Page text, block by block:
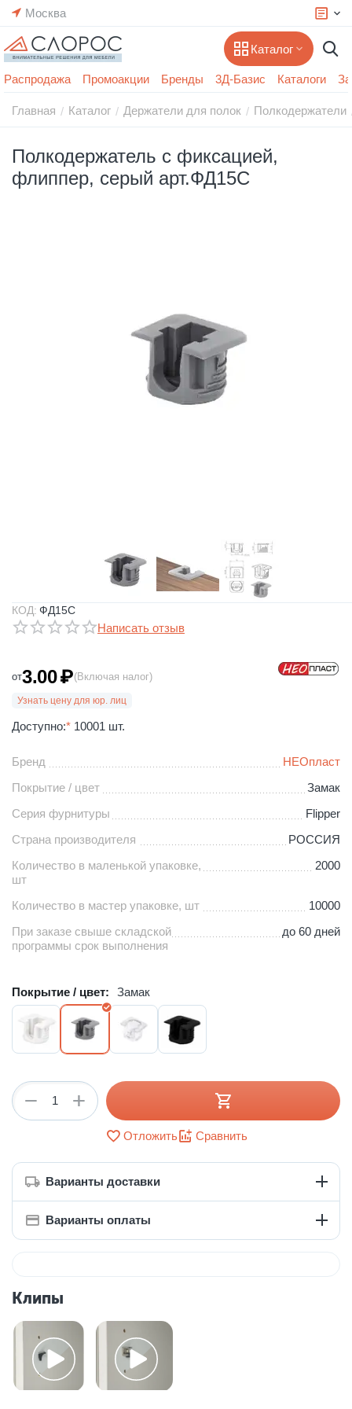
Москва
Каталог
Распродажа Промоакции Бренды 3Д-Базис Каталоги
Главная / Каталог / Держатели для полок / Полкодержатели
Полкодержатель с фиксацией,
флиппер, серый арт.ФД15С
КОД: ФД15С
Написать отзыв
от3.00₽(Включая налог)
Узнать цену для юр. лиц
Доступно:* 10001 шт.
Бренд
НЕОпласт
Покрытие / цвет
Замак
Серия фурнитуры
Flipper
Страна производителя
РОССИЯ
Количество в маленькой упаковке,
шт
2000
Количество в мастер упаковке, шт
10000
При заказе свыше складской
программы срок выполнения
до 60 дней
Покрытие / цвет: Замак
+
−
Отложить Сравнить
Варианты доставки
Варианты оплаты
Клипы